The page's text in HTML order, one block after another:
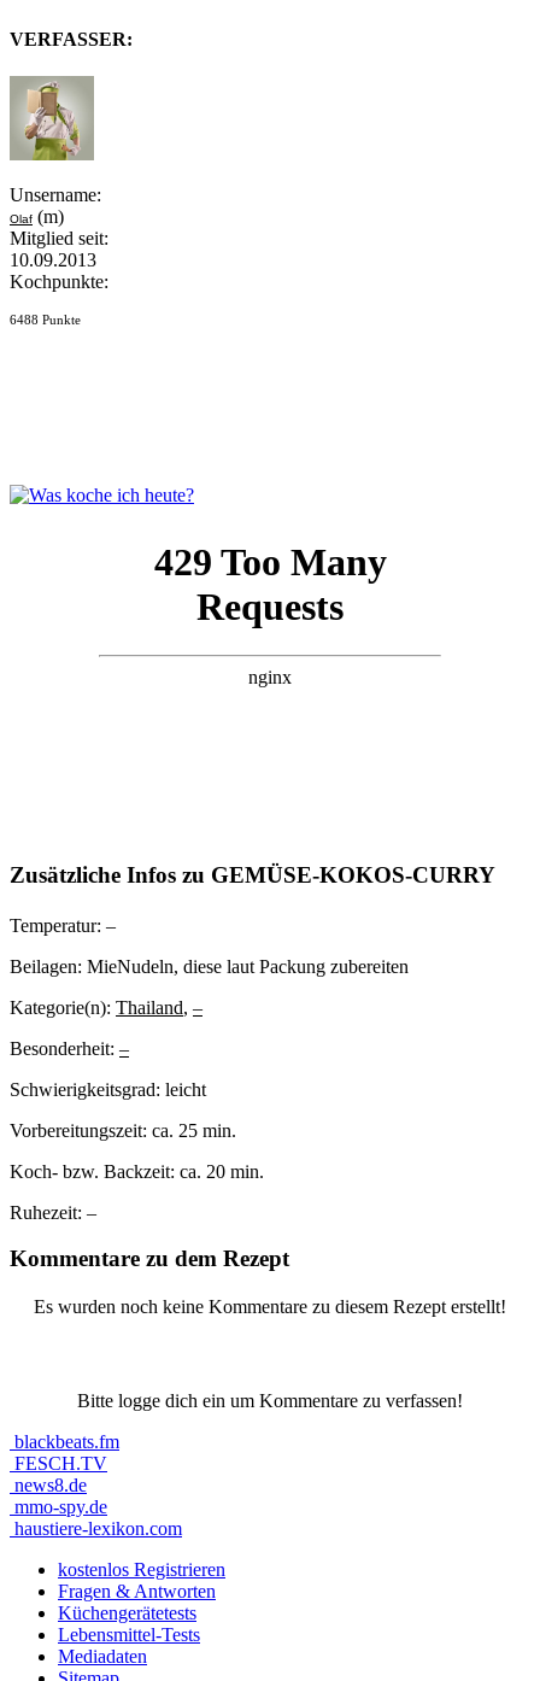
VERFASSER:
Unsername:
Olaf (m)
Mitglied seit:
10.09.2013
Kochpunkte:
6488 Punkte
Zusätzliche Infos zu GEMÜSE-KOKOS-CURRY
Temperatur: –
Beilagen: MieNudeln, diese laut Packung zubereiten
Kategorie(n): Thailand, –
Besonderheit: –
Schwierigkeitsgrad: leicht
Vorbereitungszeit: ca. 25 min.
Koch- bzw. Backzeit: ca. 20 min.
Ruhezeit: –
Kommentare zu dem Rezept
Es wurden noch keine Kommentare zu diesem Rezept erstellt!
Bitte logge dich ein um Kommentare zu verfassen!
blackbeats.fm
FESCH.TV
news8.de
mmo-spy.de
haustiere-lexikon.com
kostenlos Registrieren
Fragen & Antworten
Küchengerätetests
Lebensmittel-Tests
Mediadaten